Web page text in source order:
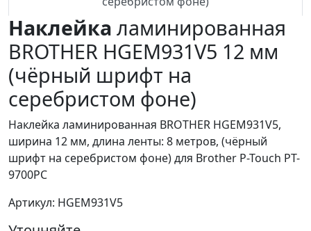
Наклейка ламинированная
BROTHER HGEM931V5 12 мм
(чёрный шрифт на
серебристом фоне)
Наклейка ламинированная BROTHER HGEM931V5,
ширина 12 мм, длина ленты: 8 метров, (чёрный
шрифт на серебристом фоне) для Brother P-Touch PT-
9700PC
Артикул: HGEM931V5